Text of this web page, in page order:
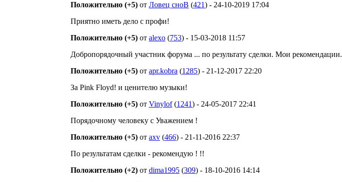
Положительно (+5) от Ловец сноВ (421) - 24-10-2019 17:04
Приятно иметь дело с профи!
Положительно (+5) от alexo (753) - 15-03-2018 11:57
Добропорядочный участник форума ... по результату сделки. Мои рекомендации.
Положительно (+5) от apr.kobra (1285) - 21-12-2017 22:20
За Pink Floyd! и ценителю музыки!
Положительно (+5) от Vinylof(1241) - 24-05-2017 22:41
Порядочному человеку с Уважением !
Положительно (+5) от axv (466) - 21-11-2016 22:37
По результатам сделки - рекомендую ! !!
Положительно (+2) от dima1995 (309) - 18-10-2016 14:14